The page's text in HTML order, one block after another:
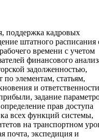
поддержка кадровых
штатного расписания
времени с учетом
финансового
задолженностью,
элементам, статьям,
и
задание
прав доступа
всех функций системы,
на транспортном
почта, экспедиция и